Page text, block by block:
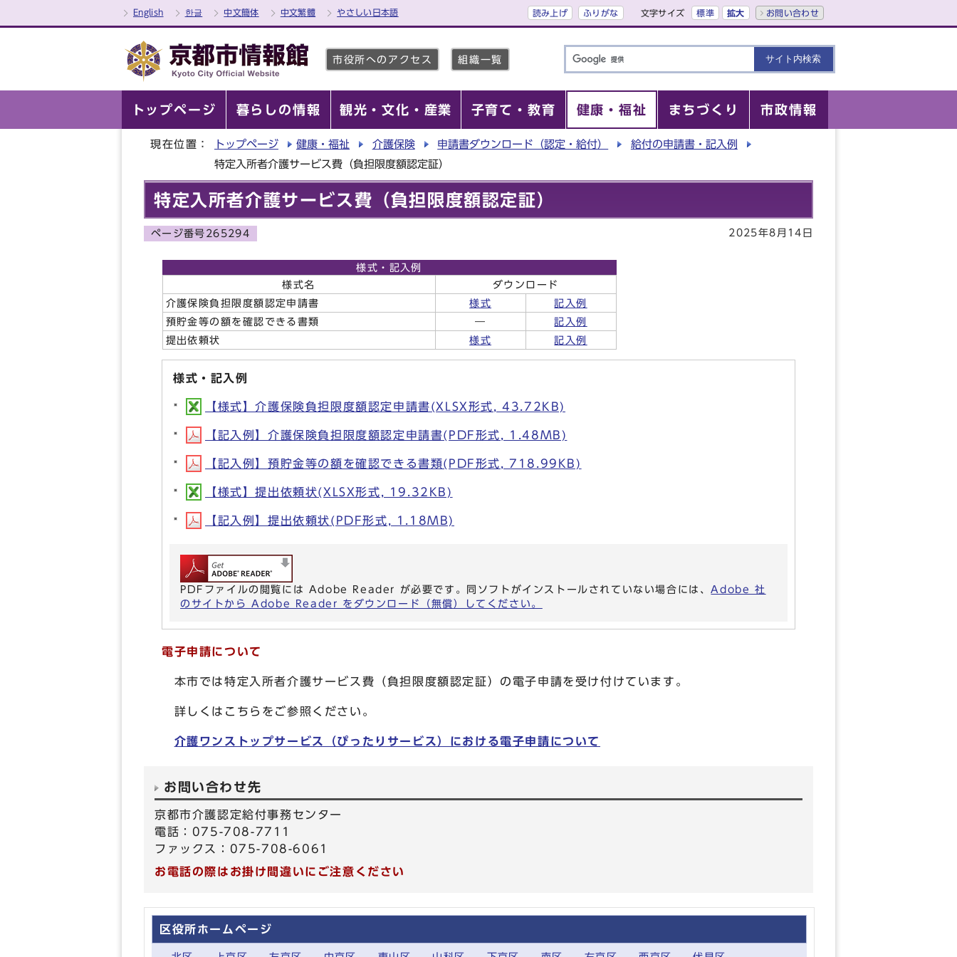
English 한글 中文簡体 中文繁體 やさしい日本語 読み上げ ふりがな 文字サイズ 標準 拡大 お問い合わせ
市役所へのアクセス 組織一覧
トップページ 暮らしの情報 観光・文化・産業 子育て・教育 健康・福祉 まちづくり 市政情報
現在位置： トップページ 健康・福祉 介護保険 申請書ダウンロード（認定・給付）
給付の申請書・記入例
特定入所者介護サービス費（負担限度額認定証）
特定入所者介護サービス費（負担限度額認定証）
ページ番号265294 2025年8月14日
様式・記入例
様式名
ダウンロード
介護保険負担限度額認定申請書
様式
記入例
預貯金等の額を確認できる書類
―
記入例
提出依頼状
様式 記入例
様式・記入例
【様式】介護保険負担限度額認定申請書(XLSX形式, 43.72KB)
【記入例】介護保険負担限度額認定申請書(PDF形式, 1.48MB)
【記入例】預貯金等の額を確認できる書類(PDF形式, 718.99KB)
【様式】提出依頼状(XLSX形式, 19.32KB)
【記入例】提出依頼状(PDF形式, 1.18MB)
PDFファイルの閲覧には Adobe Reader が必要です。同ソフトがインストールされていない場合には、Adobe 社
のサイトから Adobe Reader をダウンロード（無償）してください。
電子申請について
本市では特定入所者介護サービス費（負担限度額認定証）の電子申請を受け付けています。
詳しくはこちらをご参照ください。
介護ワンストップサービス（ぴったりサービス）における電子申請について
お問い合わせ先
京都市介護認定給付事務センター
電話：075-708-7711
ファックス：075-708-6061
お電話の際はお掛け間違いにご注意ください
区役所ホームページ